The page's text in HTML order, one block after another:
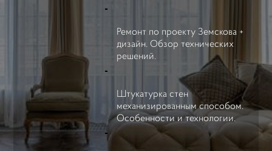
Ремонт по проекту Земскова +
дизайн. Обзор технических
решений.
Штукатурка стен
механизированным способом.
Особенности и технологии.